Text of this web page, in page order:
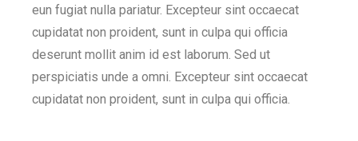
eun fugiat nulla pariatur. Excepteur sint occaecat
cupidatat non proident, sunt in culpa qui officia
deserunt mollit anim id est laborum. Sed ut
perspiciatis unde a omni. Excepteur sint occaecat
cupidatat non proident, sunt in culpa qui officia.